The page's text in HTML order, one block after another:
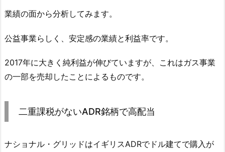
業績の面から分析してみます。
公益事業らしく、安定感の業績と利益率です。
2017年に大きく純利益が伸びていますが、これはガス事業
の一部を売却したことによるものです。
二重課税がないADR銘柄で高配当
ナショナル・グリッドはイギリスADRでドル建てで購入が